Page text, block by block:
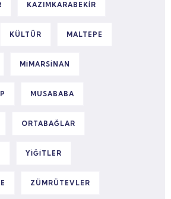
KAZIMKARABEKIR
KÜLTÜR MALTEPE
MIMARSINAN
MUSABABA
ORTABAĞLAR
YIĞITLER
ZÜMRÜTEVLER